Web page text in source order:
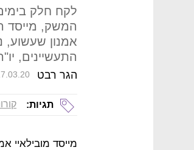
לקח חלק
המשק, מייסד
אמנון שעשוע,
התעשיינים,
הגר רבט
תגיות:
מייסד מובילאיי